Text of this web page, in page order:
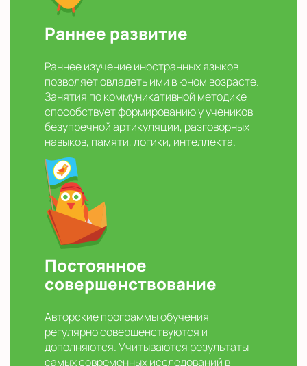
Раннее развитие
Раннее изучение иностранных языков
позволяет овладеть ими в юном возрасте.
Занятия по коммуникативной методике
способствует формированию у учеников
безупречной артикуляции, разговорных
навыков, памяти, логики, интеллекта.
Постоянное
совершенствование
Авторские программы обучения
регулярно совершенствуются и
дополняются. Учитываются результаты
самых современных исследований в